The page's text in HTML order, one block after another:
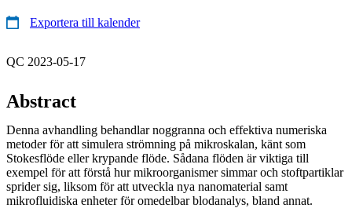
Exportera till kalender
QC 2023-05-17
Abstract
Denna avhandling behandlar noggranna och effektiva numeriska
metoder för att simulera strömning på mikroskalan, känt som
Stokesflöde eller krypande flöde. Sådana flöden är viktiga till
exempel för att förstå hur mikroorganismer simmar och stoftpartiklar
sprider sig, liksom för att utveckla nya nanomaterial samt
mikrofluidiska enheter för omedelbar blodanalys, bland annat.